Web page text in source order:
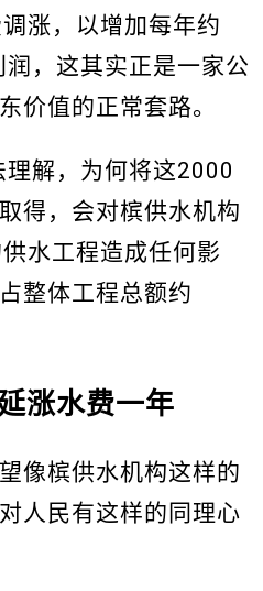
涨，以增加每年约
，这其实正是一家公
价值的正常套路。
理解，为何将这2000
得，会对槟供水机构
水工程造成任何影
整体工程总额约
涨水费一年
像槟供水机构这样的
人民有这样的同理心